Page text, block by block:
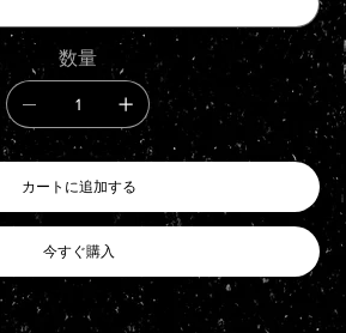
数量
カートに追加する
今すぐ購入